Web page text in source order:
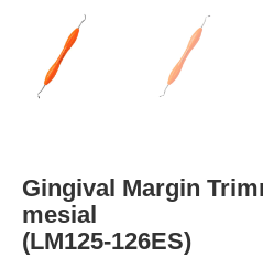
Gingival Margin
mesial
(LM125-126ES)